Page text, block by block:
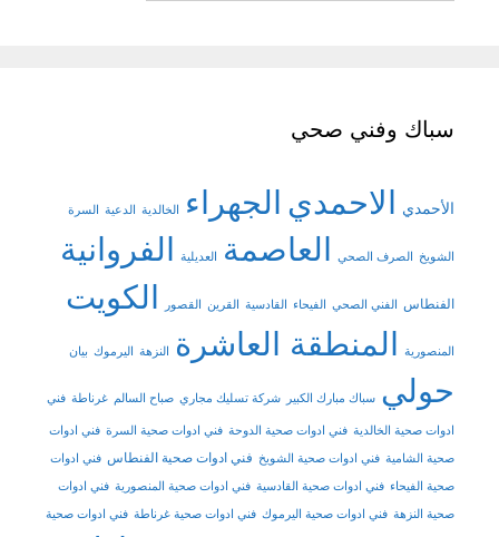
سباك وفني صحي
الأحمدي الاحمدي الجهراء الخالدية الدعية السرة
الشويخ الصرف الصحي العاصمة العديلية الفروانية
الفنطاس الفني الصحي الفيحاء القادسية القرين القصور الكويت
المنصورية المنطقة العاشرة النزهة اليرموك بيان
حولي سباك مبارك الكبير شركة تسليك مجاري صباح السالم غرناطة فني
ادوات صحية الخالدية فني ادوات صحية الدوحة فني ادوات صحية السرة فني ادوات
صحية الشامية فني ادوات صحية الشويخ فني ادوات صحية الفنطاس فني ادوات
صحية الفيحاء فني ادوات صحية القادسية فني ادوات صحية المنصورية فني ادوات
صحية النزهة فني ادوات صحية اليرموك فني ادوات صحية غرناطة فني ادوات صحية